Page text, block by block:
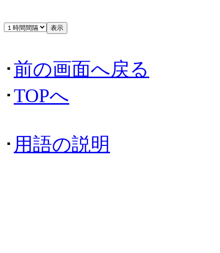
･前の画面へ戻る
･TOPへ
･ 用語の説明